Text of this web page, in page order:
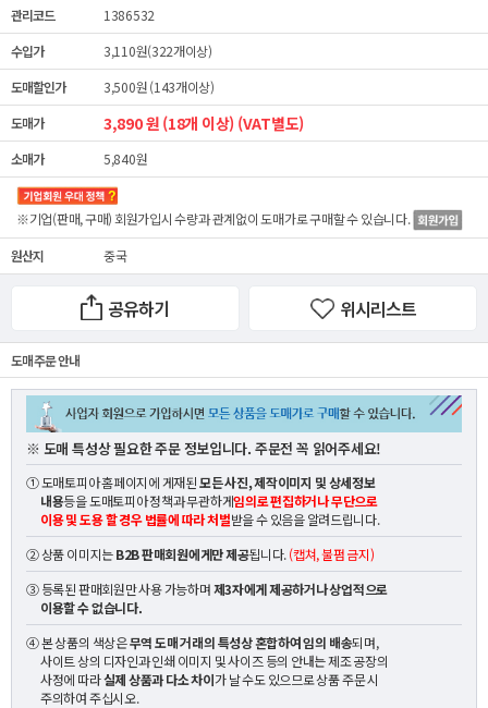
관리코드
1386532
수입가
3,110원(322개이상)
도매할인가
3,500원 (143개이상)
도매가
3,890 원 (18개 이상) (VAT별도)
소매가 5,840원
※기업(판매, 구매) 회원가입시 수량과 관계없이도매가로 구매할 수 있습니다.
원산지 중국
공유하기 위시리스트
도매 주문 안내
※ 도매 특성상 필요한 주문 정보입니다. 주문전 꼭 읽어주세요!
① 도매토피아 홈페이지에 게재된모든 사진, 제작이미지 및 상세정보
내용등을 도매토피아 정책과 무관하게임의로 편집하거나 무단으로
이용 및 도용 할 경우 법률에 따라 처벌받을 수 있음을 알려드립니다.
② 상품 이미지는B2B 판매회원에게만 제공됩니다.(캡쳐, 불펌 금지)
③ 등록된 판매회원만 사용 가능하며제3자에게 제공하거나 상업적으로
이용할 수 없습니다.
④ 본 상품의 색상은무역 도매 거래의 특성상 혼합하여 임의 배송되며,
사이트 상의 디자인과 인쇄 이미지 및 사이즈 등의 안내는 제조 공장의
사정에 따라실제 상품과 다소 차이가 날 수도 있으므로 상품 주문 시
주의하여 주십시오.